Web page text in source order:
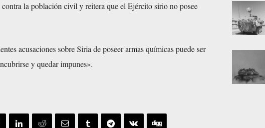
la población civil y reitera que el Ejército sirio no posee
acusaciones sobre Siria de poseer armas químicas puede ser
y quedar impunes».